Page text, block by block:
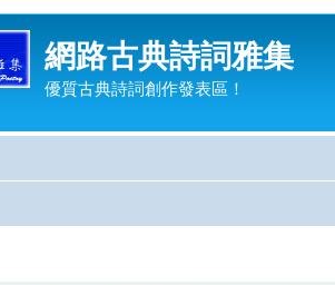
網路古典詩詞雅集
優質古典詩詞創作發表區！